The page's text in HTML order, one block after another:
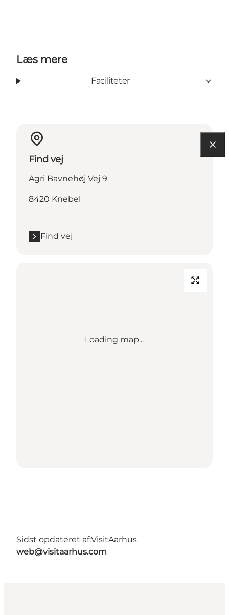
Læs mere
Faciliteter
Find vej
Agri Bavnehøj Vej 9
8420 Knebel
Find vej
Loading map...
Sidst opdateret af:VisitAarhus
web@visitaarhus.com